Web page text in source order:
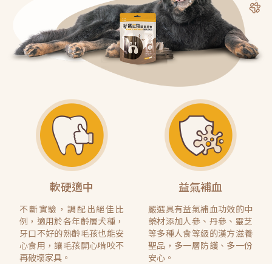
軟硬適中
不斷實驗，調配出絕佳比
例，適用於各年齡層犬種，
牙口不好的熟齡毛孩也能安
心食用，讓毛孩開心啃咬不
再破壞家具。
益氣補血
嚴選具有益氣補血功效的中
藥材添加人參、丹參、靈芝
等多種人食等級的漢方滋養
聖品，多一層防護、多一份
安心。